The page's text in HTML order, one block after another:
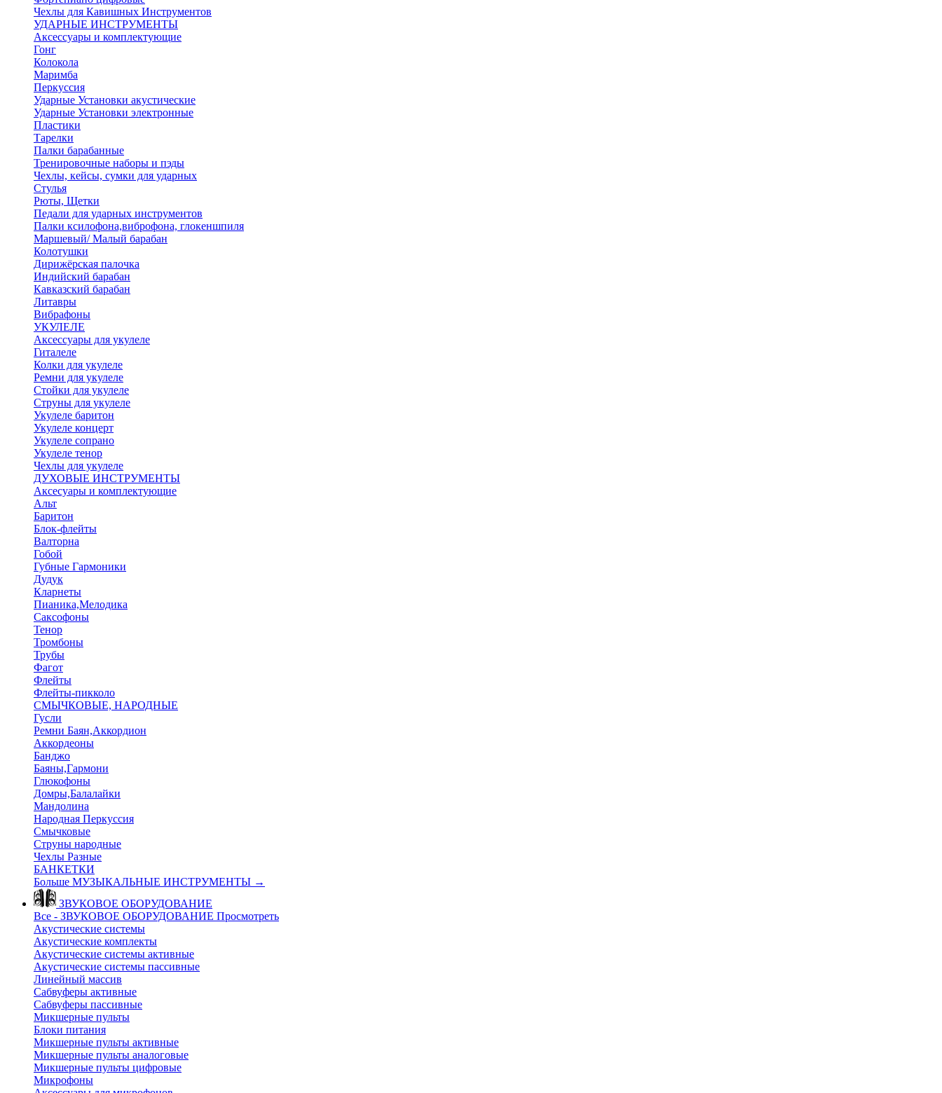
Чехлы для Кавишных Инструментов
УДАРНЫЕ ИНСТРУМЕНТЫ
Аксессуары и комплектующие
Гонг
Колокола
Маримба
Перкуссия
Ударные Установки акустические
Ударные Установки электронные
Пластики
Тарелки
Палки барабанные
Тренировочные наборы и пэды
Чехлы, кейсы, сумки для ударных
Стулья
Рюты, Щетки
Педали для ударных инструментов
Палки ксилофона,виброфона, глокеншпиля
Маршевый/ Малый барабан
Колотушки
Дирижёрская палочка
Индийский барабан
Кавказский барабан
Литавры
Вибрафоны
УКУЛЕЛЕ
Аксессуары для укулеле
Гиталеле
Колки для укулеле
Ремни для укулеле
Стойки для укулеле
Струны для укулеле
Укулеле баритон
Укулеле концерт
Укулеле сопрано
Укулеле тенор
Чехлы для укулеле
ДУХОВЫЕ ИНСТРУМЕНТЫ
Аксесуары и комплектующие
Альт
Баритон
Блок-флейты
Валторна
Гобой
Губные Гармоники
Дудук
Кларнеты
Пианика,Мелодика
Саксофоны
Тенор
Тромбоны
Трубы
Фагот
Флейты
Флейты-пикколо
СМЫЧКОВЫЕ, НАРОДНЫЕ
Гусли
Ремни Баян,Аккордион
Аккордеоны
Банджо
Баяны,Гармони
Глюкофоны
Домры,Балалайки
Мандолина
Народная Перкуссия
Смычковые
Струны народные
Чехлы Разные
БАНКЕТКИ
Больше МУЗЫКАЛЬНЫЕ ИНСТРУМЕНТЫ →
ЗВУКОВОЕ ОБОРУДОВАНИЕ
Все - ЗВУКОВОЕ ОБОРУДОВАНИЕ Просмотреть
Акустические системы
Акустические комплекты
Акустические системы активные
Акустические системы пассивные
Линейный массив
Сабвуферы активные
Сабвуферы пассивные
Микшерные пульты
Блоки питания
Микшерные пульты активные
Микшерные пульты аналоговые
Микшерные пульты цифровые
Микрофоны